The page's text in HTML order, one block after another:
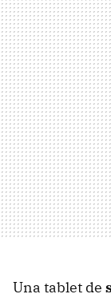
Una tablet de